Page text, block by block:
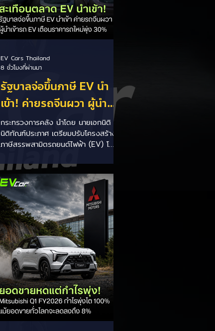
รัฐบาลจ่อขึ้นภาษี EV นำ
เข้า! ค่ายรถจีนผวา ผู้นำ
เข้ารถ EV เตือนราคารถ
ใหม่พุ่ง 30%
กระทรวงการคลัง นำโดย นายเอกนิติ
นิติทัณฑ์ประภาศ เตรียมปรับโครงสร้าง
ภาษีสรรพสามิตรถยนต์ไฟฟ้า (EV) โดย
นำเข้า (CBU) จากค่ายที่ไม่มีโรงงาน
ผลิตในไทย ขณะเดียวกันจะมอบสิทธิ
ประโยชน์ทางภาษีที่เหนือกว่าให้กับผู้
ประกอบการที่เข้ามาตั้งโรงงานผลิตและ
ใช้เครือข่ายซัพพลายเชนชิ้นส่วนใน
ประเทศ โดยเตรียมเสนอ ครม.
พิจารณาภายในเดือนกันยายน 2569 นี้
ให้สิทธิประโยชน์คนตั้งโรงงาน: รัฐบาล
เน้นสร้างความเท่าเทียมและกระตุ้นการ
ลงทุนในประเทศ โดยให้สิทธิประโยชน์ดี
กว่าแก่ผู้
EV Cars Thailand
8 ชั่วโมงที่ผ่านมา